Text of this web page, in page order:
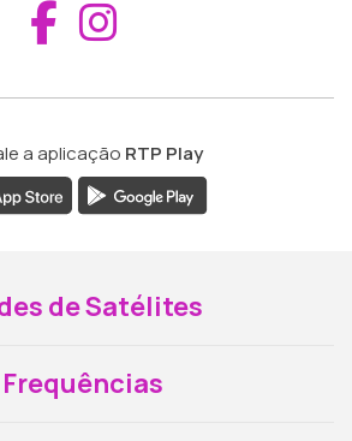
Aceder ao
a aplicação RTP Play
de Satélites
Frequências